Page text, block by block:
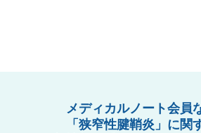
メディカルノート会員
「狭窄性腱鞘炎」に関